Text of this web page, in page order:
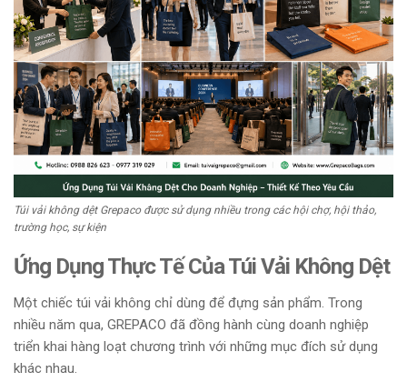
Túi vải không dệt Grepaco được sử dụng nhiều trong các hội chợ, hội thảo,
trường học, sự kiện
Ứng Dụng Thực Tế Của Túi Vải Không Dệt
Một chiếc túi vải không chỉ dùng để đựng sản phẩm. Trong
nhiều năm qua, GREPACO đã đồng hành cùng doanh nghiệp
triển khai hàng loạt chương trình với những mục đích sử dụng
khác nhau.